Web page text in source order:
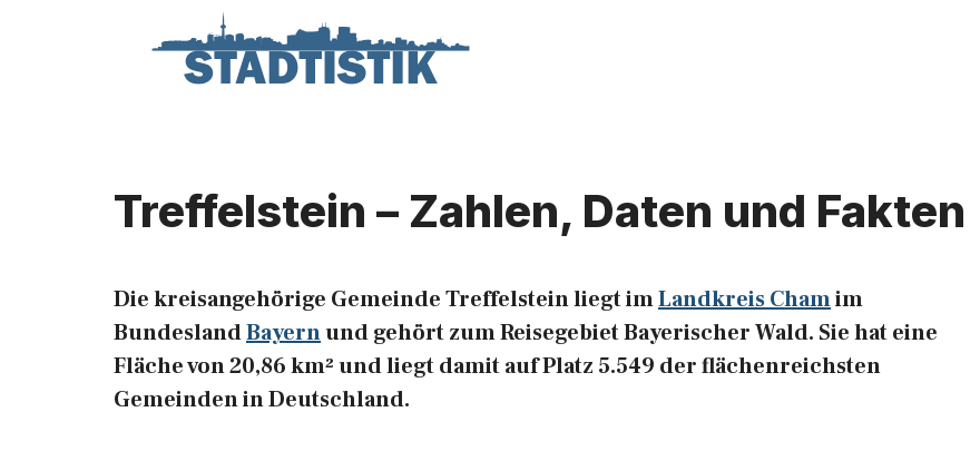
Treffelstein – Zahlen, Daten und Fakten
Die kreisangehörige Gemeinde Treffelstein liegt imLandkreis Chamim
BundeslandBayernund gehört zum Reisegebiet Bayerischer Wald. Sie hat eine
Fläche von 20,86 km² und liegt damit auf Platz 5.549 der flächenreichsten
Gemeinden in Deutschland.